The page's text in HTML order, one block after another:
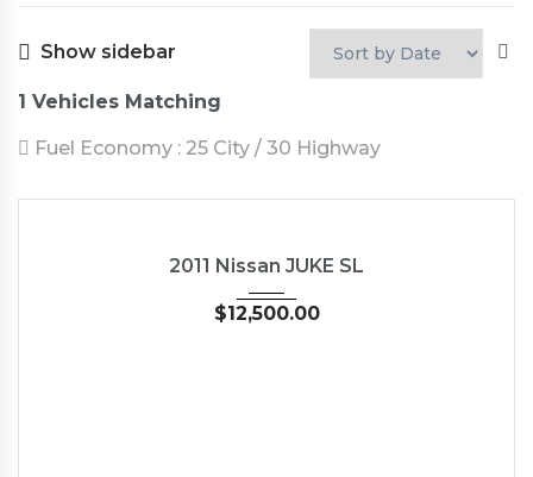
Show sidebar
1 Vehicles Matching
Fuel Economy : 25 City / 30 Highway
2011 Nissan JUKE SL
$12,500.00